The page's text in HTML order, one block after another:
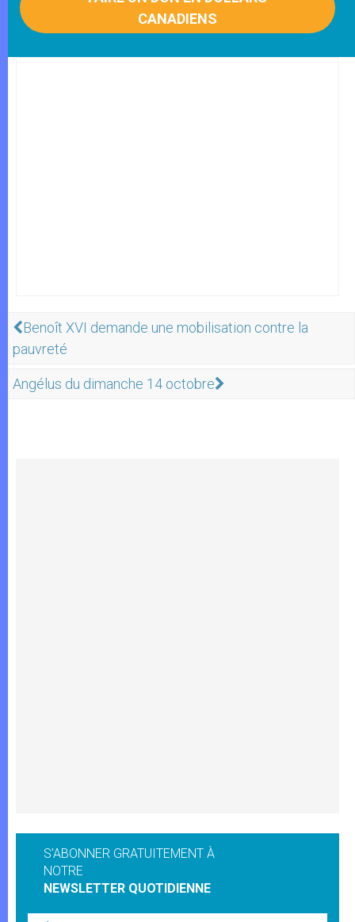
CANADIENS
Benoît XVI demande une mobilisation contre la
pauvreté
Angélus du dimanche 14 octobre
S'ABONNER GRATUITEMENT À
NOTRE
NEWSLETTER QUOTIDIENNE